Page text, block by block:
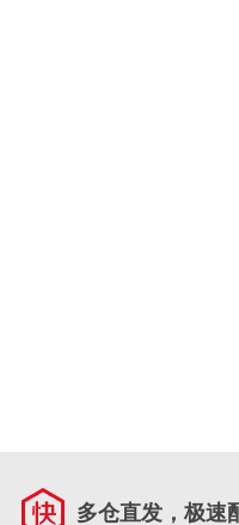
多仓直发，极速